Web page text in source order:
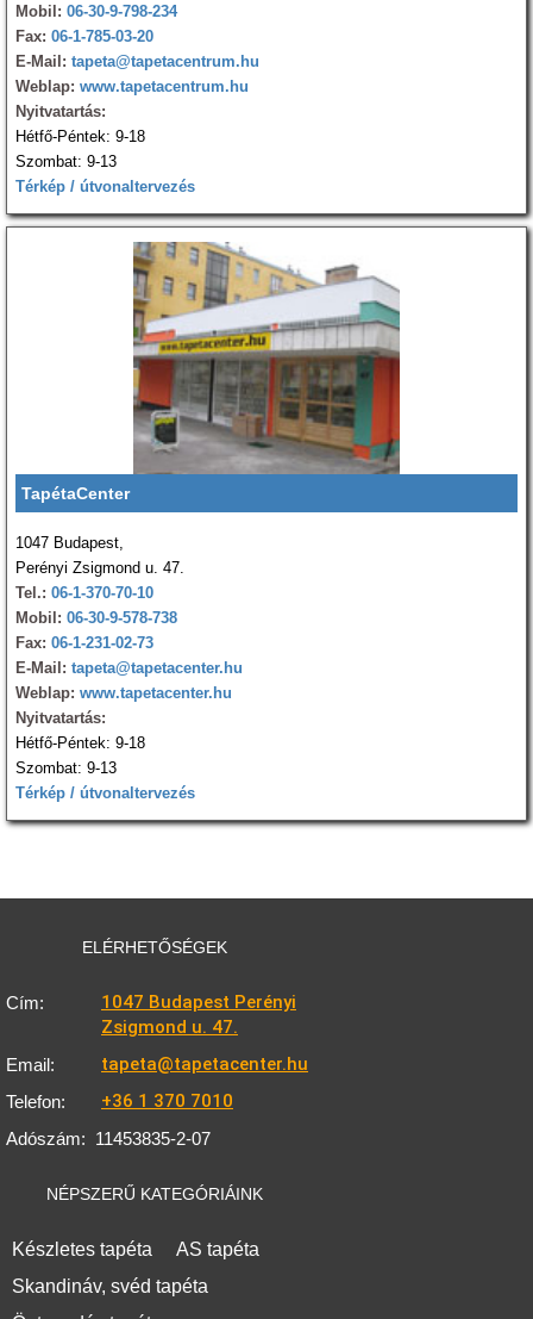
Mobil: 06-30-9-798-234
Fax: 06-1-785-03-20
E-Mail: tapeta@tapetacentrum.hu
Weblap: www.tapetacentrum.hu
Nyitvatartás:
Hétfő-Péntek: 9-18
Szombat: 9-13
Térkép / útvonaltervezés
TapétaCenter
1047 Budapest,
Perényi Zsigmond u. 47.
Tel.: 06-1-370-70-10
Mobil: 06-30-9-578-738
Fax: 06-1-231-02-73
E-Mail: tapeta@tapetacenter.hu
Weblap: www.tapetacenter.hu
Nyitvatartás:
Hétfő-Péntek: 9-18
Szombat: 9-13
Térkép / útvonaltervezés
ELÉRHETŐSÉGEK
Cím:
1047 Budapest Perényi
Zsigmond u. 47.
Email: tapeta@tapetacenter.hu
Telefon: +36 1 370 7010
Adószám: 11453835-2-07
NÉPSZERŰ KATEGÓRIÁINK
Készletes tapéta
AS tapéta
Skandináv, svéd tapéta